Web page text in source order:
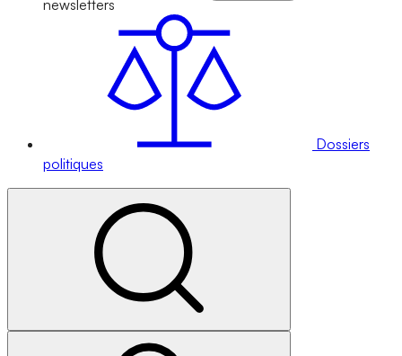
newsletters
Dossiers
politiques